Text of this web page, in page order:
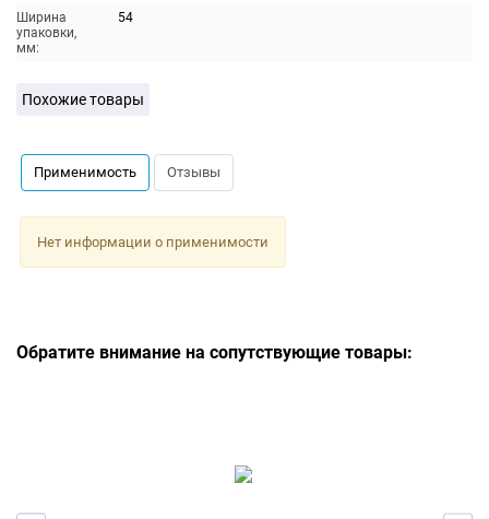
Ширина
упаковки,
мм:
54
Похожие товары
Применимость Отзывы
Нет информации о применимости
Обратите внимание на сопутствующие товары: